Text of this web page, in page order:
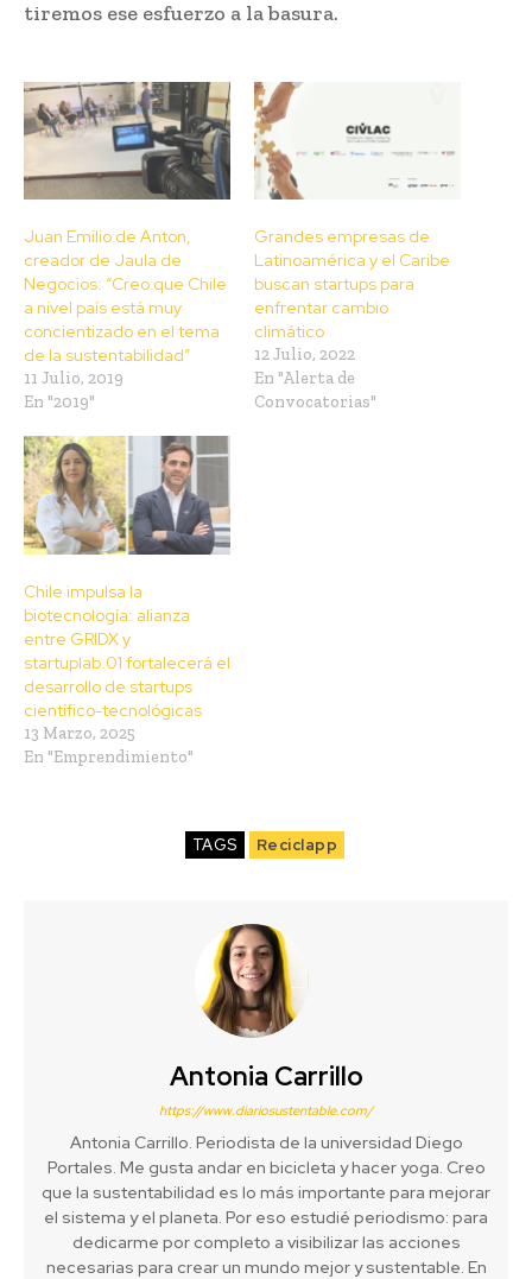
tiremos ese esfuerzo a la basura.
Juan Emilio de Anton,
creador de Jaula de
Negocios: “Creo que Chile
a nivel país está muy
concientizado en el tema
de la sustentabilidad”
11 Julio, 2019
En "2019"
Grandes empresas de
Latinoamérica y el Caribe
buscan startups para
enfrentar cambio
climático
12 Julio, 2022
En "Alerta de
Convocatorias"
Chile impulsa la
biotecnología: alianza
entre GRIDX y
startuplab.01 fortalecerá el
desarrollo de startups
científico-tecnológicas
13 Marzo, 2025
En "Emprendimiento"
TAGS Reciclapp
Antonia Carrillo
https://www.diariosustentable.com/
Antonia Carrillo. Periodista de la universidad Diego
Portales. Me gusta andar en bicicleta y hacer yoga. Creo
que la sustentabilidad es lo más importante para mejorar
el sistema y el planeta. Por eso estudié periodismo: para
dedicarme por completo a visibilizar las acciones
necesarias para crear un mundo mejor y sustentable. En